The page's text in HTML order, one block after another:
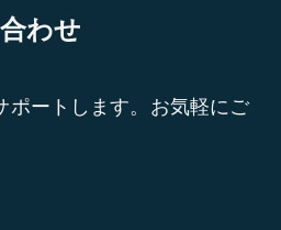
わせ
ポートします。お気軽にご